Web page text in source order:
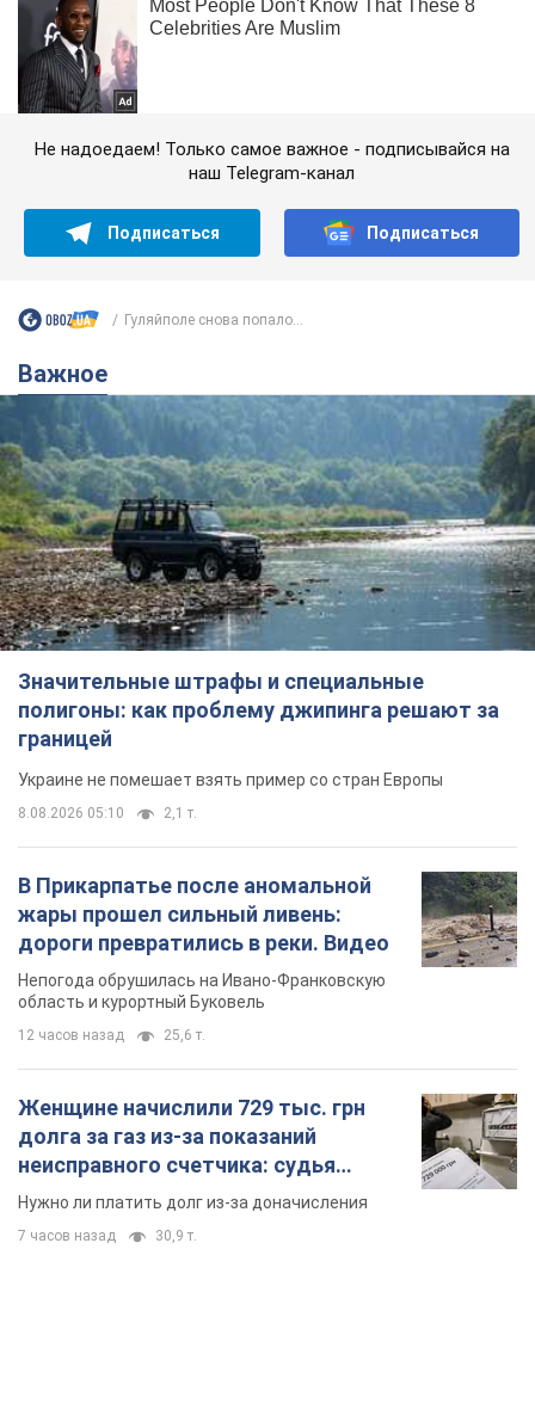
Не надоедаем! Только самое важное - подписывайся на
наш Telegram-канал
Подписаться Подписаться
Гуляйполе снова попало...
Важное
Значительные штрафы и специальные
полигоны: как проблему джипинга решают за
границей
Украине не помешает взять пример со стран Европы
8.08.2026 05:10 2,1 т.
В Прикарпатье после аномальной
жары прошел сильный ливень:
дороги превратились в реки. Видео
Непогода обрушилась на Ивано-Франковскую
область и курортный Буковель
12 часов назад 25,6 т.
Женщине начислили 729 тыс. грн
долга за газ из-за показаний
неисправного счетчика: судья
вынес неожиданное решение
Нужно ли платить долг из-за доначисления
7 часов назад 30,9 т.